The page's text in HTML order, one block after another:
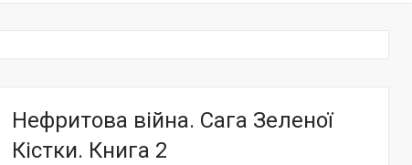
Нефритова війна. Сага Зеленої
Кістки. Книга 2